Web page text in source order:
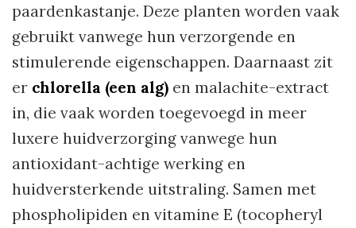
paardenkastanje. Deze planten worden vaak
gebruikt vanwege hun verzorgende en
stimulerende eigenschappen. Daarnaast zit
er chlorella (een alg) en malachite-extract
in, die vaak worden toegevoegd in meer
luxere huidverzorging vanwege hun
antioxidant-achtige werking en
huidversterkende uitstraling. Samen met
phospholipiden en vitamine E (tocopheryl